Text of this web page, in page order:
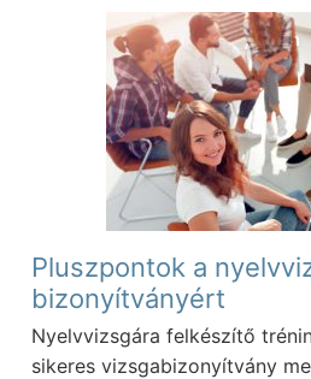
Pluszpontok a
bizonyítványért
Nyelvvizsgára felkészítő
sikeres vizsgabizonyítvány